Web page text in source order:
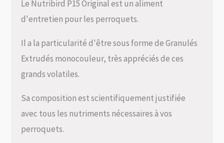
Le Nutribird P15 Original est un aliment
d'entretien pour les perroquets.
Il a la particularité d'être sous forme de Granulés
Extrudés monocouleur, très appréciés de ces
grands volatiles.
Sa composition est scientifiquement justifiée
avec tous les nutriments nécessaires à vos
perroquets.